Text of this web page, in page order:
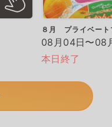
８月 プライベート
08月04日〜08
本日終了